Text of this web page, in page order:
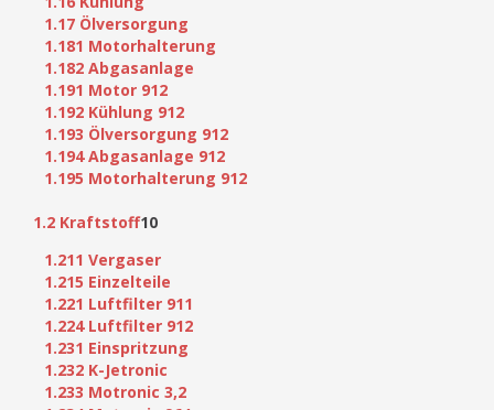
1.17 Ölversorgung
1.181 Motorhalterung
1.182 Abgasanlage
1.191 Motor 912
1.192 Kühlung 912
1.193 Ölversorgung 912
1.194 Abgasanlage 912
1.195 Motorhalterung 912
1.2 Kraftstoff10
1.211 Vergaser
1.215 Einzelteile
1.221 Luftfilter 911
1.224 Luftfilter 912
1.231 Einspritzung
1.232 K-Jetronic
1.233 Motronic 3,2